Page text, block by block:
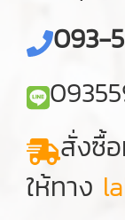
093-
สั่งซื้
ให้ทาง